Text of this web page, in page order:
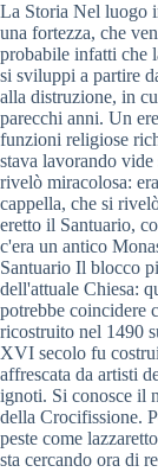
La Storia Nel luogo
una fortezza, che
probabile infatti che
si sviluppi a partire
alla distruzione, in
parecchi anni. Un
funzioni religiose
stava lavorando vide
rivelò miracolosa:
cappella, che si
eretto il Santuario,
c'era un antico
Santuario Il blocco
dell'attuale Chiesa:
potrebbe coincidere
ricostruito nel 1490
XVI secolo fu
affrescata da artisti
ignoti. Si conosce il
della Crocifissione.
peste come
sta cercando ora di